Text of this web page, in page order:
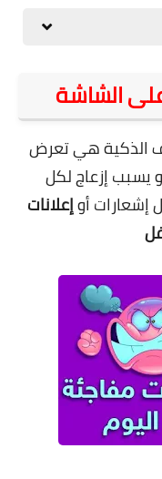
عامة
الشاشة
الذكية هي تعرض
يسبب إزعاج لكل
أوإعلانات